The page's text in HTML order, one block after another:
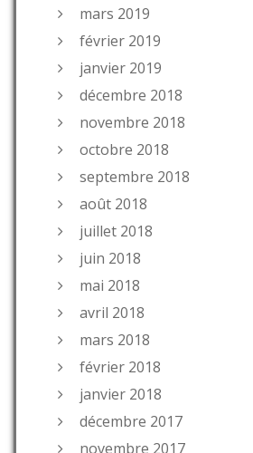
mars 2019
février 2019
janvier 2019
décembre 2018
novembre 2018
octobre 2018
septembre 2018
août 2018
juillet 2018
juin 2018
mai 2018
avril 2018
mars 2018
février 2018
janvier 2018
décembre 2017
novembre 2017